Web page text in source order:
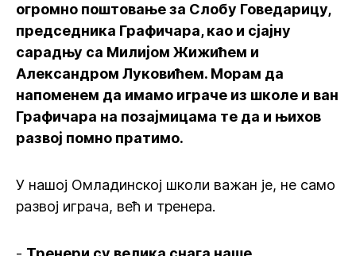
огромно поштовање за Слобу Говедарицу,
председника Графичара, као и сјајну
сарадњу са Милијом Жижићем и
Александром Луковићем. Морам да
напоменем да имамо играче из школе и ван
Графичара на позајмицама те да и њихов
развој помно пратимо.
У нашој Омладинској школи важан је, не само
развој играча, већ и тренера.